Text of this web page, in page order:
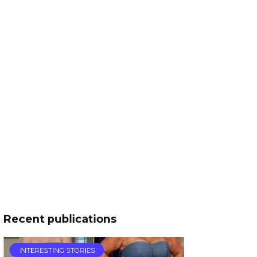
Recent publications
INTERESTING STORIES